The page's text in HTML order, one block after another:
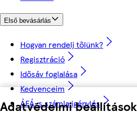
Adatvédelmi beállítások
Első bevásárlás
Hogyan rendelj tőlünk?
Regisztráció
Idősáv foglalása
Kedvenceim
ÁFÁ-s számla igénylés